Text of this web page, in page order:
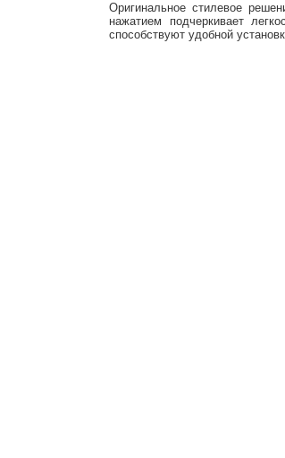
Оригинальное стилевое
нажатием подчеркивает
способствуют удобной